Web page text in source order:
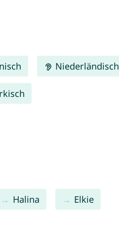
Niederländisch
Halina Elkie